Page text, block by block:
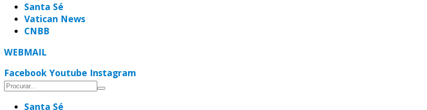
Santa Sé
Vatican News
CNBB
WEBMAIL
Facebook Youtube Instagram
Santa Sé